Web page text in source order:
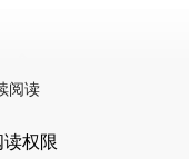
阅读
读权限